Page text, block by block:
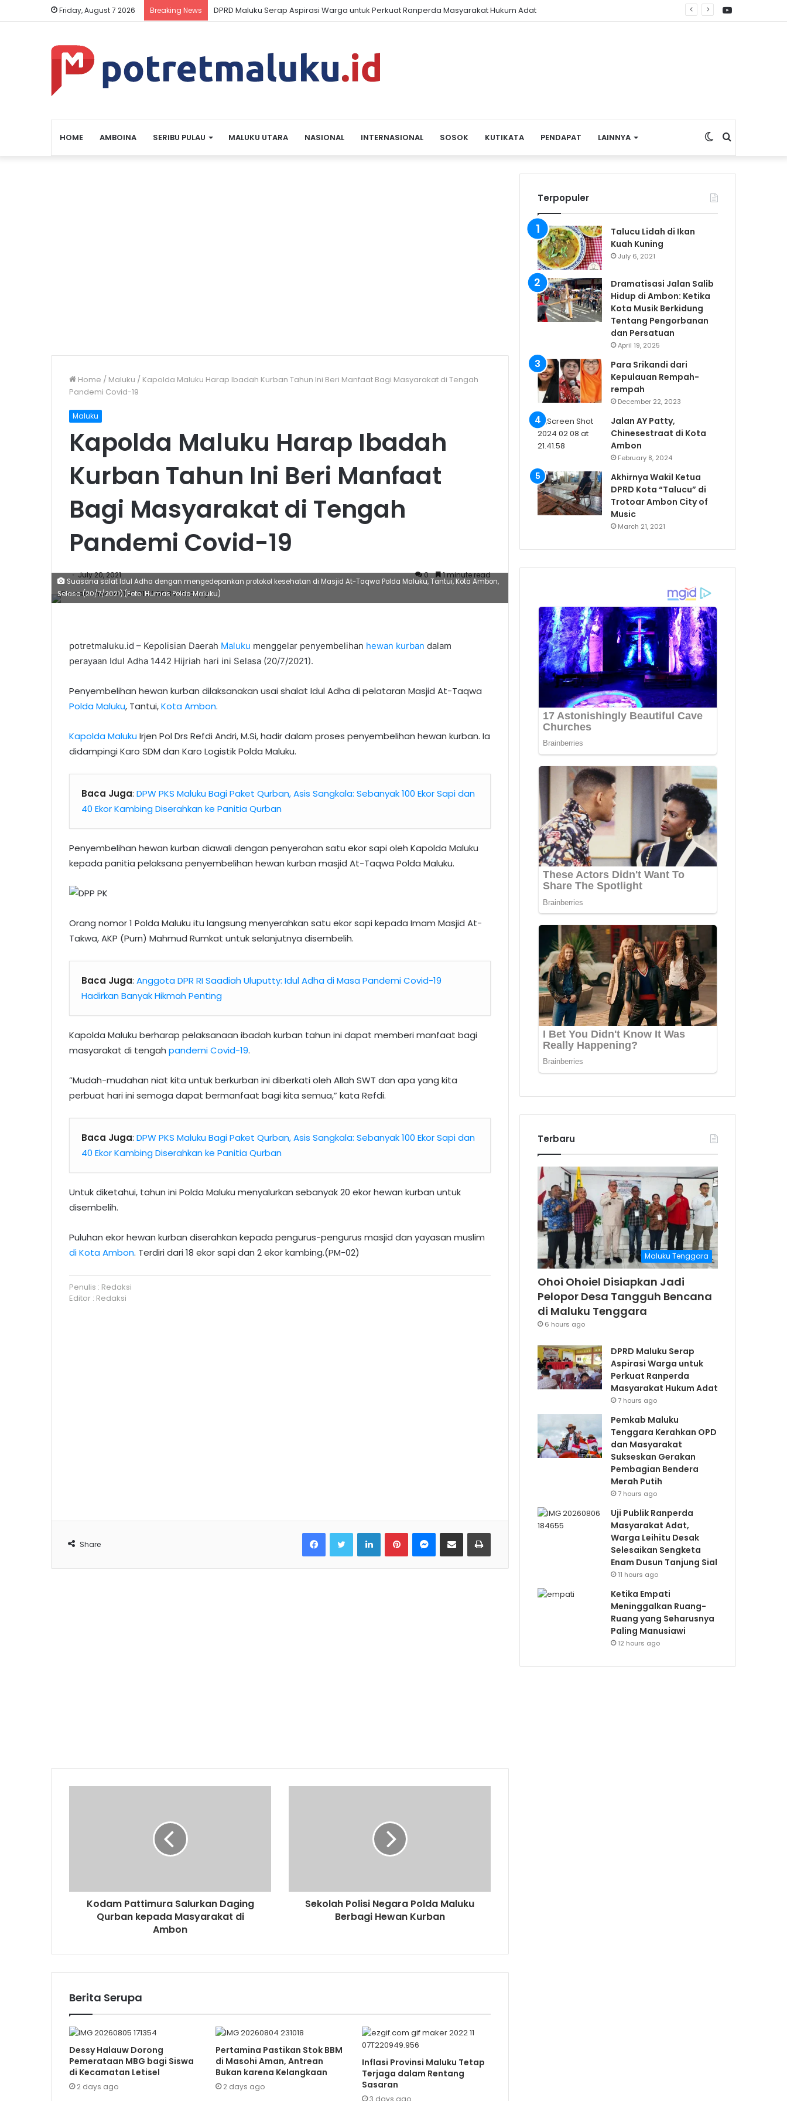
Friday, August 7 2026 Breaking News Pemkab Maluku Tenggara Kerahkan OPD dan Masyarakat Sukseskan Gerakan Pembagian Bendera Merah Putih
HOME AMBOINA SERIBU PULAU MALUKU UTARA NASIONAL INTERNASIONAL SOSOK KUTIKATA PENDAPAT LAINNYA Search
for
Switch
skin
Home / Maluku / Kapolda Maluku Harap Ibadah Kurban Tahun Ini Beri Manfaat Bagi Masyarakat di Tengah
Pandemi Covid-19
Maluku
Kapolda Maluku Harap Ibadah
Kurban Tahun Ini Beri Manfaat
Bagi Masyarakat di Tengah
Pandemi Covid-19
July 20, 2021 0 1 minute read
Suasana salat Idul Adha dengan mengedepankan protokol kesehatan di Masjid At-Taqwa Polda Maluku, Tantui, Kota Ambon,
Selasa (20/7/2021).(Foto: Humas Polda Maluku)
potretmaluku.id – Kepolisian Daerah Maluku menggelar penyembelihan hewan kurban dalam
perayaan Idul Adha 1442 Hijriah hari ini Selasa (20/7/2021).
Penyembelihan hewan kurban dilaksanakan usai shalat Idul Adha di pelataran Masjid At-Taqwa
Polda Maluku, Tantui,Kota Ambon.
Kapolda MalukuIrjen Pol Drs Refdi Andri, M.Si, hadir dalam proses penyembelihan hewan kurban. Ia
didampingi Karo SDM dan Karo Logistik Polda Maluku.
Baca Juga: DPW PKS Maluku Bagi Paket Qurban, Asis Sangkala: Sebanyak 100 Ekor Sapi dan
40 Ekor Kambing Diserahkan ke Panitia Qurban
Penyembelihan hewan kurban diawali dengan penyerahan satu ekor sapi oleh Kapolda Maluku
kepada panitia pelaksana penyembelihan hewan kurban masjid At-Taqwa Polda Maluku.
Orang nomor 1 Polda Maluku itu langsung menyerahkan satu ekor sapi kepada Imam Masjid At-
Takwa, AKP (Purn) Mahmud Rumkat untuk selanjutnya disembelih.
Baca Juga: Anggota DPR RI Saadiah Uluputty: Idul Adha di Masa Pandemi Covid-19
Hadirkan Banyak Hikmah Penting
Kapolda Maluku berharap pelaksanaan ibadah kurban tahun ini dapat memberi manfaat bagi
masyarakat di tengah pandemi Covid-19.
”Mudah-mudahan niat kita untuk berkurban ini diberkati oleh Allah SWT dan apa yang kita
perbuat hari ini semoga dapat bermanfaat bagi kita semua,” kata Refdi.
Baca Juga: DPW PKS Maluku Bagi Paket Qurban, Asis Sangkala: Sebanyak 100 Ekor Sapi dan
40 Ekor Kambing Diserahkan ke Panitia Qurban
Untuk diketahui, tahun ini Polda Maluku menyalurkan sebanyak 20 ekor hewan kurban untuk
disembelih.
Puluhan ekor hewan kurban diserahkan kepada pengurus-pengurus masjid dan yayasan muslim
di Kota Ambon. Terdiri dari 18 ekor sapi dan 2 ekor kambing.(PM-02)
Penulis : Redaksi
Editor : Redaksi
Share
LinkedIn
Kodam Pattimura Salurkan Daging
Qurban kepada Masyarakat di
Ambon
Sekolah Polisi Negara Polda Maluku
Berbagi Hewan Kurban
Berita Serupa
Dessy Halauw Dorong
Pemerataan MBG bagi Siswa
di Kecamatan Letisel
2 days ago
Pertamina Pastikan Stok BBM
di Masohi Aman, Antrean
Bukan karena Kelangkaan
2 days ago
Inflasi Provinsi Maluku Tetap
Terjaga dalam Rentang
Sasaran
3 days ago
Terpopuler
Talucu Lidah di Ikan
Kuah Kuning
July 6, 2021
Dramatisasi Jalan Salib
Hidup di Ambon: Ketika
Kota Musik Berkidung
Tentang Pengorbanan
dan Persatuan
April 19, 2025
Para Srikandi dari
Kepulauan Rempah-
rempah
December 22, 2023
Jalan AY Patty,
Chinesestraat di Kota
Ambon
February 8, 2024
Akhirnya Wakil Ketua
DPRD Kota “Talucu” di
Trotoar Ambon City of
Music
March 21, 2021
Terbaru
Maluku Tenggara
Ohoi Ohoiel Disiapkan Jadi
Pelopor Desa Tangguh Bencana
di Maluku Tenggara
6 hours ago
DPRD Maluku Serap
Aspirasi Warga untuk
Perkuat Ranperda
Masyarakat Hukum Adat
7 hours ago
Pemkab Maluku
Tenggara Kerahkan OPD
dan Masyarakat
Sukseskan Gerakan
Pembagian Bendera
Merah Putih
7 hours ago
Uji Publik Ranperda
Masyarakat Adat,
Warga Leihitu Desak
Selesaikan Sengketa
Enam Dusun Tanjung Sial
11 hours ago
Ketika Empati
Meninggalkan Ruang-
Ruang yang Seharusnya
Paling Manusiawi
12 hours ago